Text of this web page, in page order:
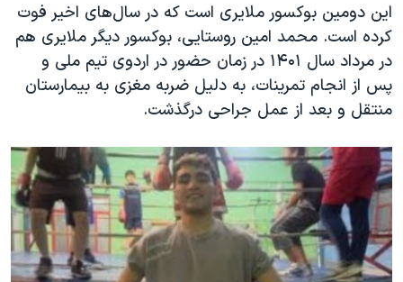
این دومین بوکسور ملایری است که در سال‌های اخیر فوت
کرده است. محمد امین روستایی، بوکسور دیگر ملایری هم
در مرداد سال ۱۴۰۱ در زمان حضور در اردوی تیم ملی و
پس از انجام تمرینات، به دلیل ضربه مغزی به بیمارستان
منتقل و بعد از عمل جراحی درگذشت.